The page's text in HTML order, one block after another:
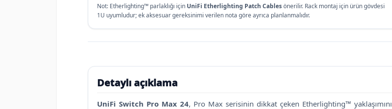
Not: Etherlighting™ parlaklığı için UniFi Etherlighting Patch Cablesönerilir. Rack montaj için ürün gövdesi
1U uyumludur; ek aksesuar gereksinimi verilen nota göre ayrıca planlanmalıdır.
Detaylı açıklama
UniFi Switch Pro Max 24, Pro Max serisinin dikkat çeken Etherlighting™ yaklaşımını